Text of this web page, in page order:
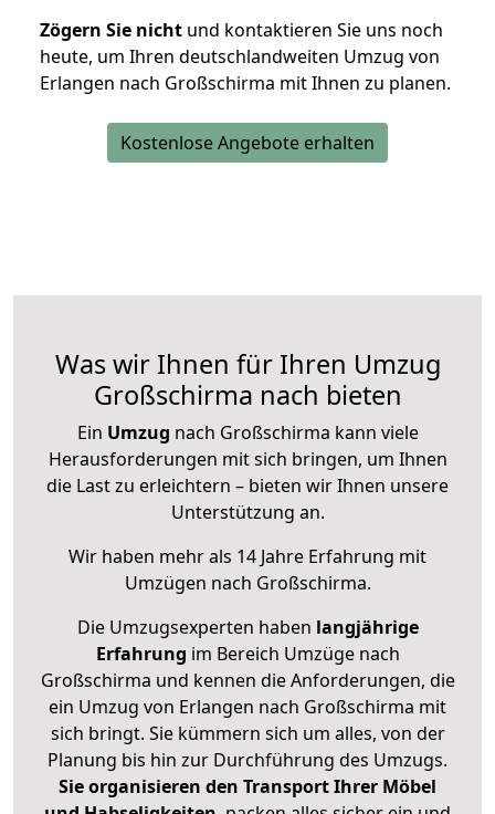
Zögern Sie nicht und kontaktieren Sie uns noch
heute, um Ihren deutschlandweiten Umzug von
Erlangen nach Großschirma mit Ihnen zu planen.
Kostenlose Angebote erhalten
Was wir Ihnen für Ihren Umzug
Großschirma nach bieten
Ein Umzug nach Großschirma kann viele
Herausforderungen mit sich bringen, um Ihnen
die Last zu erleichtern – bieten wir Ihnen unsere
Unterstützung an.
Wir haben mehr als 14 Jahre Erfahrung mit
Umzügen nach Großschirma.
Die Umzugsexperten haben langjährige
Erfahrung im Bereich Umzüge nach
Großschirma und kennen die Anforderungen, die
ein Umzug von Erlangen nach Großschirma mit
sich bringt. Sie kümmern sich um alles, von der
Planung bis hin zur Durchführung des Umzugs.
Sie organisieren den Transport Ihrer Möbel